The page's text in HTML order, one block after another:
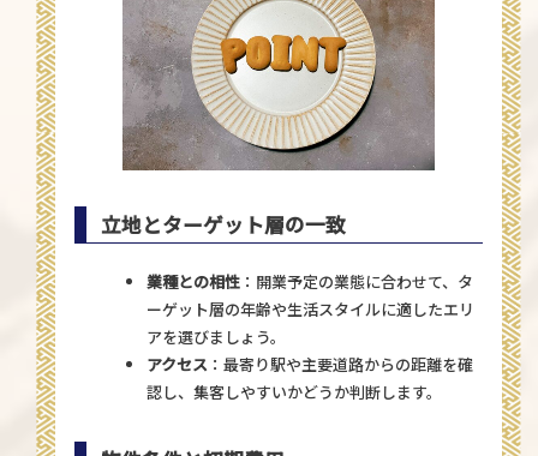
立地とターゲット層の一致
業種との相性 ：開業予定の業態に合わせて、タ
ーゲット層の年齢や生活スタイルに適したエリ
アを選びましょう。
アクセス ：最寄り駅や主要道路からの距離を確
認し、集客しやすいかどうか判断します。